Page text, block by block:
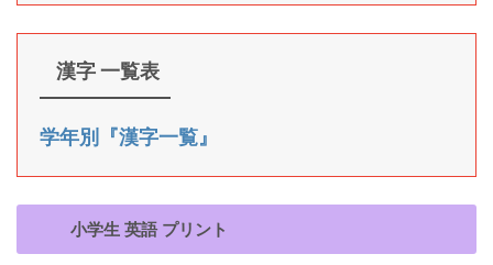
漢字 一覧表
学年別『漢字一覧』
小学生 英語 プリント